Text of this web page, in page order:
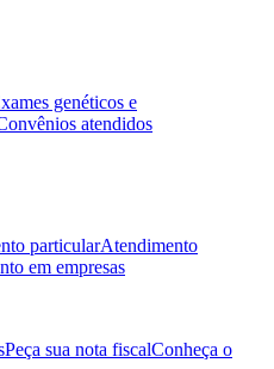
genéticos e
atendidos
particularAtendimento
em empresas
Peça sua nota fiscalConheça o